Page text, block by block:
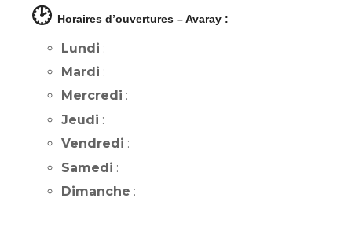
🕑 Horaires d’ouvertures – Avaray :
Lundi :
Mardi :
Mercredi :
Jeudi :
Vendredi :
Samedi :
Dimanche :